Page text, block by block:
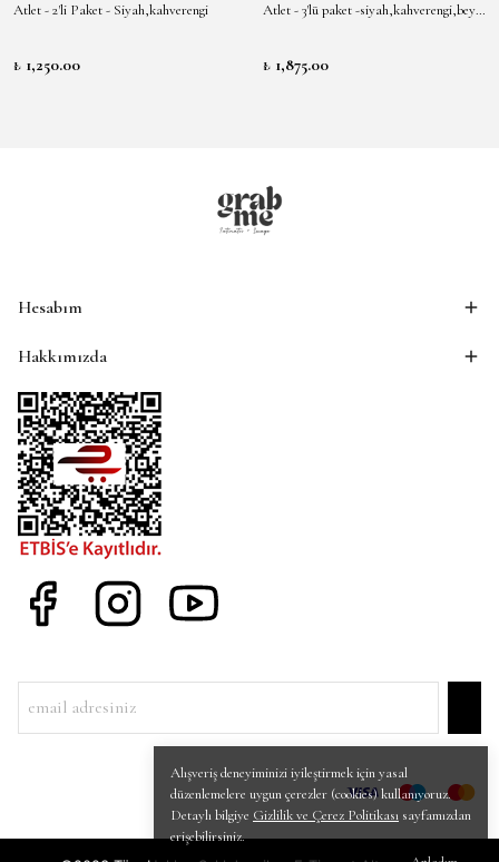
Alışveriş deneyiminizi iyileştirmek için yasal
düzenlemelere uygun çerezler (cookies) kullanıyoruz.
Detaylı bilgiye Gizlilik ve Çerez Politikası sayfamızdan
erişebilirsiniz.
Atlet - 2'li Paket - Siyah,kahverengi
₺ 1,250.00
Atlet - 3'lü paket -siyah,kahverengi,beyaz
₺ 1,875.00
Hesabım
Hakkımızda